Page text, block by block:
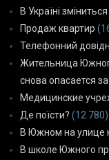
В Україні
Продаж квартир
Телефонний
Жительница
снова опасается
Медицинские
Де поїсти? (12 780)
В Южном на улице
В школе Южного